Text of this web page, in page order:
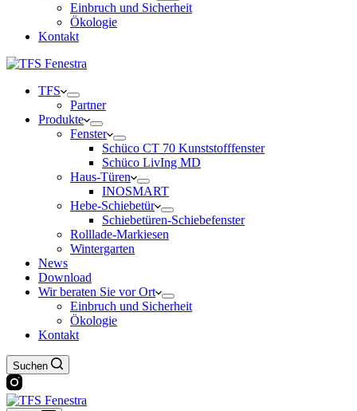
Einbruch und Sicherheit
Ökologie
Kontakt
TFS
Partner
Produkte
Fenster
Schüco CT 70 Kunststofffenster
Schüco LivIng MD
Haus-Türen
INOSMART
Hebe-Schiebetür
Schiebetüren-Schiebefenster
Rolllade-Markiesen
Wintergarten
News
Download
Wir beraten Sie vor Ort
Einbruch und Sicherheit
Ökologie
Kontakt
Suchen